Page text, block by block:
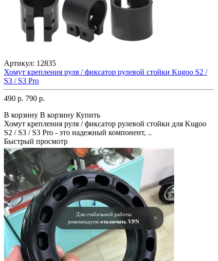
Для стабильной работы
рекомендуем отключить VPN ×
Артикул: 12835
Хомут крепления руля / фиксатор рулевой стойки Kugoo S2 /
S3 / S3 Pro
490 р. 790 р.
В корзину В корзину Купить
Хомут крепления руля / фиксатор рулевой стойки для Kugoo
S2 / S3 / S3 Pro - это надежный компонент, ..
Быстрый просмотр